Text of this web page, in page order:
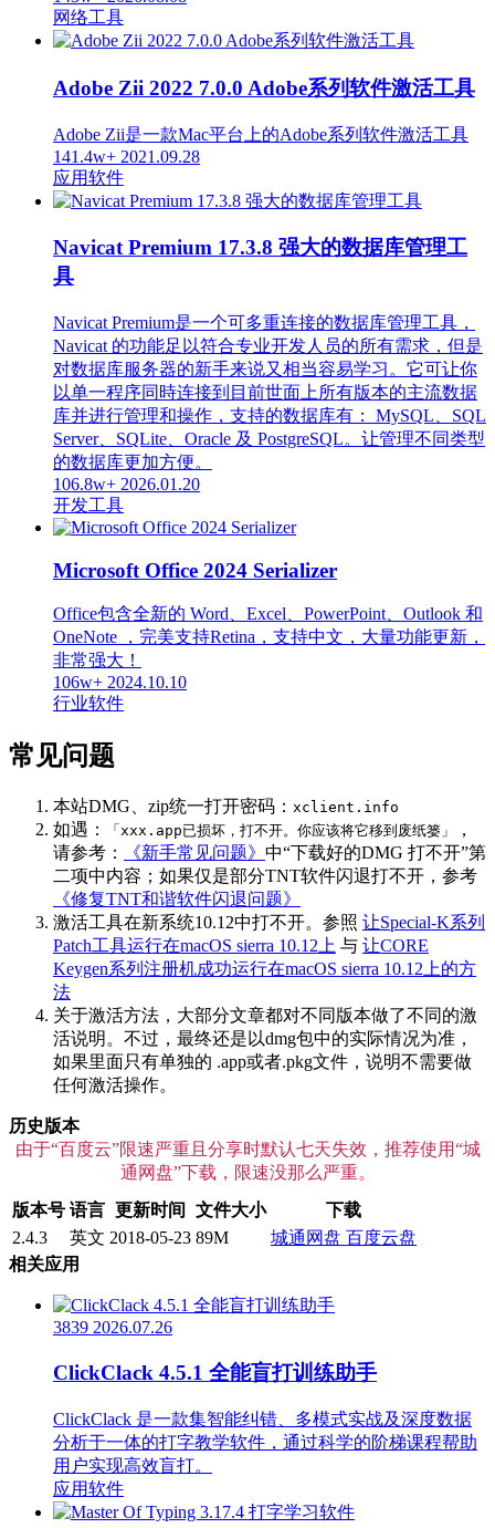
网络工具
Adobe Zii 2022 7.0.0 Adobe系列软件激活工具
Adobe Zii是一款Mac平台上的Adobe系列软件激活工具
141.4w+ 2021.09.28
应用软件
Navicat Premium 17.3.8 强大的数据库管理工
具
Navicat Premium是一个可多重连接的数据库管理工具，
Navicat 的功能足以符合专业开发人员的所有需求，但是
对数据库服务器的新手来说又相当容易学习。它可让你
以单一程序同時连接到目前世面上所有版本的主流数据
库并进行管理和操作，支持的数据库有： MySQL、SQL
Server、SQLite、Oracle 及 PostgreSQL。让管理不同类型
的数据库更加方便。
106.8w+ 2026.01.20
开发工具
Microsoft Office 2024 Serializer
Office包含全新的 Word、Excel、PowerPoint、Outlook 和
OneNote ，完美支持Retina，支持中文，大量功能更新，
非常强大！
106w+ 2024.10.10
行业软件
常见问题
本站DMG、zip统一打开密码： xclient.info
如遇： 「xxx.app已损坏，打不开。你应该将它移到废纸篓」
，
请参考：
《新手常见问题》 中“下载好的DMG 打不开”第
二项中内容；如果仅是部分TNT软件闪退打不开，参考
《修复TNT和谐软件闪退问题》
激活工具在新系统10.12中打不开。参照 让Special-K系列
Patch工具运行在macOS sierra 10.12上 与 让CORE
Keygen系列注册机成功运行在macOS sierra 10.12上的方
法
关于激活方法，大部分文章都对不同版本做了不同的激
活说明。不过，最终还是以dmg包中的实际情况为准，
如果里面只有单独的 .app或者.pkg文件，说明不需要做
任何激活操作。
历史版本
由于“百度云”限速严重且分享时默认七天失效，推荐使用“城
通网盘”下载，限速没那么严重。
版本号 语言 更新时间 文件大小
下载
2.4.3
英文 2018-05-23 89M 城通网盘 百度云盘
相关应用
3839 2026.07.26
ClickClack 4.5.1 全能盲打训练助手
ClickClack 是一款集智能纠错、多模式实战及深度数据
分析于一体的打字教学软件，通过科学的阶梯课程帮助
用户实现高效盲打。
应用软件